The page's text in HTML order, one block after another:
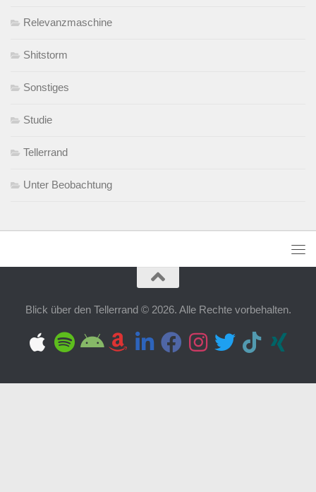
Relevanzmaschine
Shitstorm
Sonstiges
Studie
Tellerrand
Unter Beobachtung
Blick über den Tellerrand © 2026. Alle Rechte vorbehalten.